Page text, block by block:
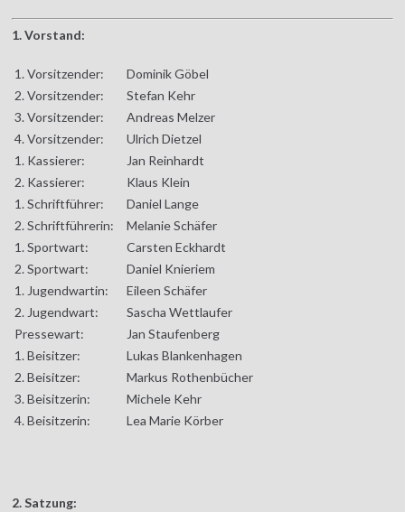
1. Vorstand:
1. Vorsitzender:
Dominik Göbel
2. Vorsitzender:
Stefan Kehr
3. Vorsitzender:
Andreas Melzer
4. Vorsitzender:
Ulrich Dietzel
1. Kassierer:
Jan Reinhardt
2. Kassierer:
Klaus Klein
1. Schriftführer:
Daniel Lange
2. Schriftführerin:
Melanie Schäfer
1. Sportwart:
Carsten Eckhardt
2. Sportwart:
Daniel Knieriem
1. Jugendwartin:
Eileen Schäfer
2. Jugendwart:
Sascha Wettlaufer
Pressewart:
Jan Staufenberg
1. Beisitzer:
Lukas Blankenhagen
2. Beisitzer:
Markus Rothenbücher
3. Beisitzerin:
Michele Kehr
4. Beisitzerin:
Lea Marie Körber
2. Satzung: